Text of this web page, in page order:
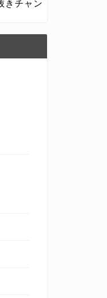
きチャン